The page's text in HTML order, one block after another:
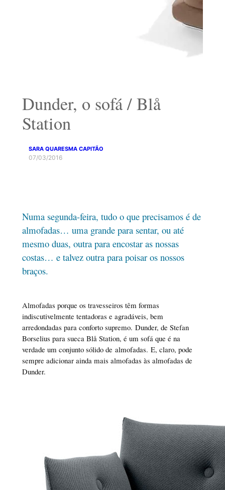
Dunder, o sofá / Blå
Station
SARA QUARESMA CAPITÃO
07/03/2016
Numa segunda-feira, tudo o que precisamos é de
almofadas… uma grande para sentar, ou até
mesmo duas, outra para encostar as nossas
costas… e talvez outra para poisar os nossos
braços.
Almofadas porque os travesseiros têm formas
indiscutivelmente tentadoras e agradáveis, bem
arredondadas para conforto supremo. Dunder, de Stefan
Borselius para sueca Blå Station, é um sofá que é na
verdade um conjunto sólido de almofadas. E, claro, pode
sempre adicionar ainda mais almofadas às almofadas de
Dunder.